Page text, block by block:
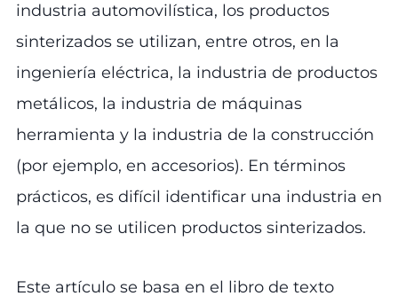
industria automovilística, los productos
sinterizados se utilizan, entre otros, en la
ingeniería eléctrica, la industria de productos
metálicos, la industria de máquinas
herramienta y la industria de la construcción
(por ejemplo, en accesorios). En términos
prácticos, es difícil identificar una industria en
la que no se utilicen productos sinterizados.
Este artículo se basa en el libro de texto